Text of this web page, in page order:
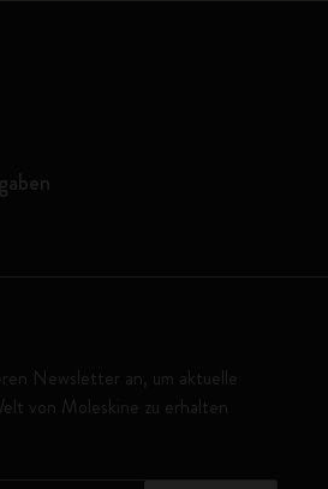
Newsletter an, um aktuelle
von Moleskine zu erhalten